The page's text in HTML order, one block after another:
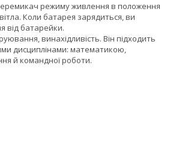
перемикач режиму живлення в положення
Коли батарея зарядиться, ви
від батарейки.
винахідливість. Він підходить
дисциплінами: математикою,
й командної роботи.